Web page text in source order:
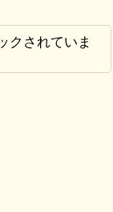
クされていま